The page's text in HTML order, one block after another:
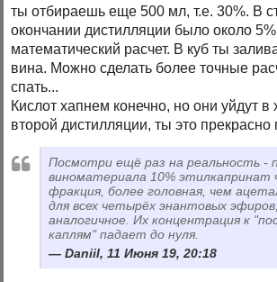
ты отбираешь еще 500 мл, т.е. 30%. В
окончании дистилляции было около 5%
математический расчет. В куб ты
вина. Можно сделать более точные
спать...
Кислот хапнем конечно, но они уйдут в
второй дистилляции, ты это
Посмотри ещё раз на реальность -
виноматериала 10% этилкапринат
фракция, более головная, чем
для всех четырёх энантовых
аналогичное. Их концентрация к
каплям" падает до нуля.
Daniil, 11 Июня 19, 20:18